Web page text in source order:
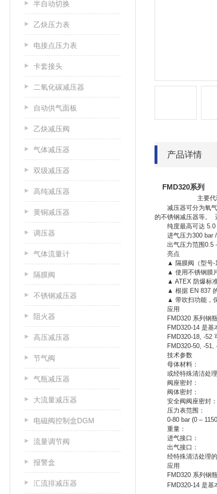
半自动切换
乙炔压力表
电接点压力表
卡套接头
二氧化碳减压器
自动供气面板
乙炔减压阀
气体减压器
双级减压器
高纯减压器
黄铜减压器
调压器
气体流量计
隔膜阀
不锈钢减压器
阻火器
高压减压器
节气阀
气瓶减压器
大流量减压器
电磁阀控制盒DGM
流量调节阀
报警盒
汇流排减压器
产品详情
主要
减压器可分为氧气
的不锈钢减压器等。
纯度最高可达 5.0
进气压力300 bar /
出气压力范围0.5 –
亮点
▲ 隔膜阀（型号-
▲ 使用不锈钢膜
▲ ATEX 防爆标
▲ 根据 EN 837 的
▲ 带吹扫功能，保
应用
FMD320 系列钢瓶
FMD320-14 是基本
FMD320-18, -52 可
FMD320-50, -51, -
技术参数
母体材料： 经特
或经特殊清洁处理
阀座密封：
阀体密封：
安全阀阀座密封：
压力表范围： 0-
0-80 bar (0 –
重量：
进气接口： 根
出气接口： NPT
经特殊清洁处理的
应用
FMD320 系列钢瓶
FMD320-14